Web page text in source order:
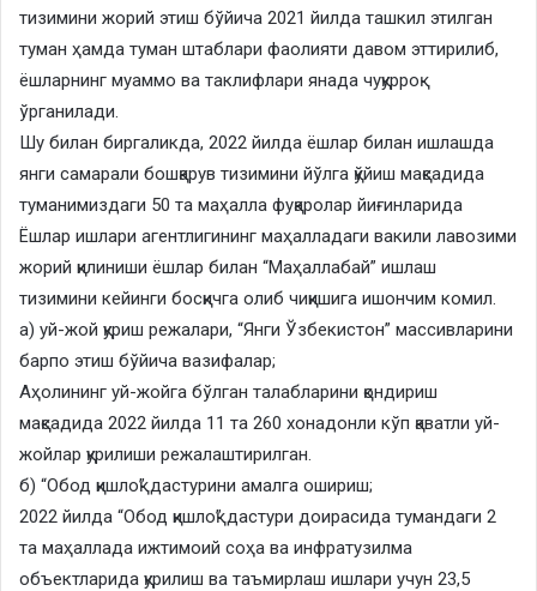
тизимини жорий этиш бўйича 2021 йилда ташкил этилган
туман ҳамда туман штаблари фаолияти давом эттирилиб,
ёшларнинг муаммо ва таклифлари янада чуқурроқ
ўрганилади.
Шу билан биргаликда, 2022 йилда ёшлар билан ишлашда
янги самарали бошқарув тизимини йўлга қўйиш мақсадида
туманимиздаги 50 та маҳалла фуқаролар йиғинларида
Ёшлар ишлари агентлигининг маҳалладаги вакили лавозими
жорий қилиниши ёшлар билан “Маҳаллабай” ишлаш
тизимини кейинги босқичга олиб чиқишига ишончим комил.
а) уй-жой қуриш режалари, “Янги Ўзбекистон” массивларини
барпо этиш бўйича вазифалар;
Аҳолининг уй-жойга бўлган талабларини қондириш
мақсадида 2022 йилда 11 та 260 хонадонли кўп қаватли уй-
жойлар қурилиши режалаштирилган.
б) “Обод қишлоқ” дастурини амалга ошириш;
2022 йилда “Обод қишлоқ” дастури доирасида тумандаги 2
та маҳаллада ижтимоий соҳа ва инфратузилма
объектларида қурилиш ва таъмирлаш ишлари учун 23,5